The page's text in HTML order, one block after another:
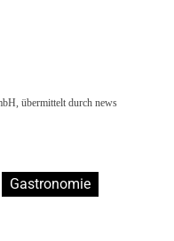
übermittelt durch news
Gastronomie